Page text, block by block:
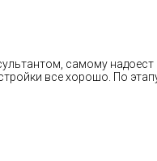
самому
все хорошо. По